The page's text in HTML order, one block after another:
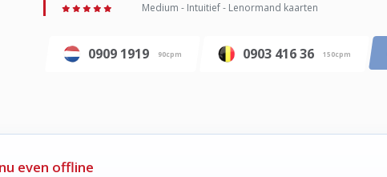
Medium - Intuitief - Lenormand kaarten
0909 1919 90cpm 0903 416 36 150cpm
even offline